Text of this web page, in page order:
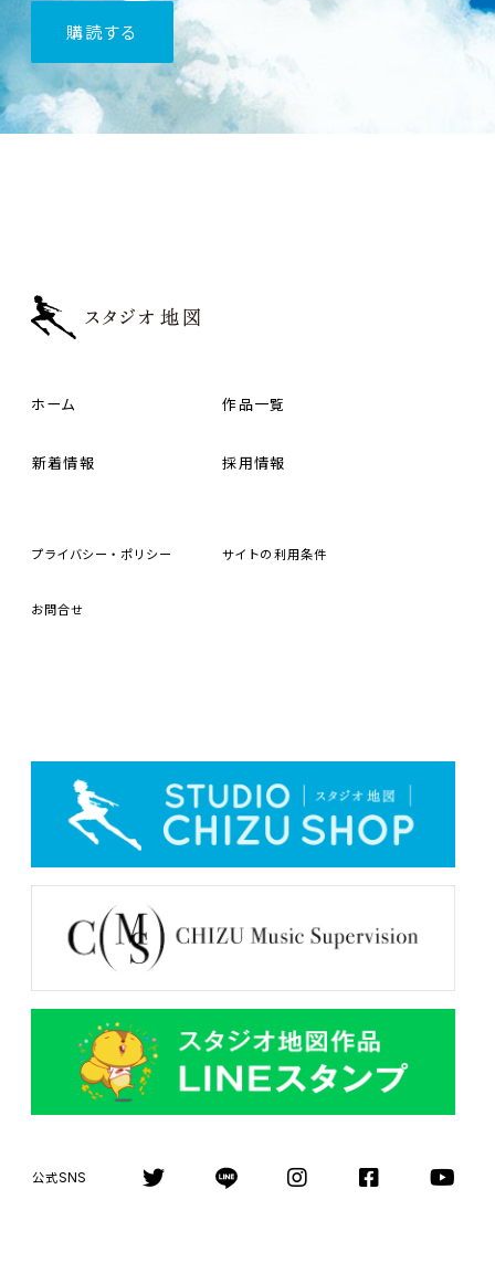
購読する
ホーム 作品一覧
新着情報 採用情報
プライバシー・ポリシー サイトの 利用条件
お 問合せ
公式SNS